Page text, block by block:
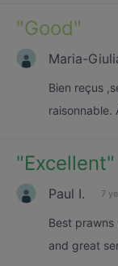
"Good"
Maria-
Bien reçus
raisonnable.
"Excellent"
Paul I. 7
Best prawns
and great